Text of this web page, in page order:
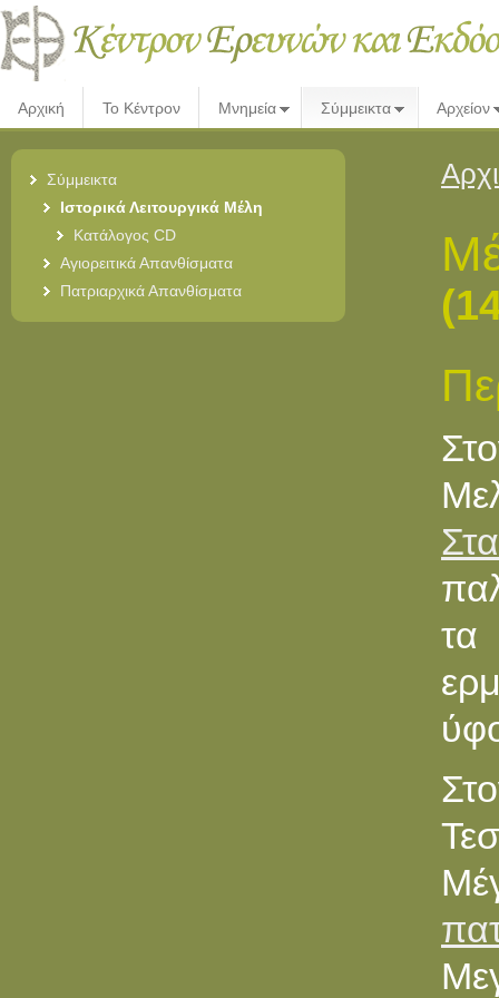
Αρχική Το Κέντρον Μνημεία Σύμμεικτα Αρχείον
Σύμμεικτα
Ιστορικά Λειτουργικά Μέλη
Κατάλογος CD
Αγιορειτικά Απανθίσματα
Πατριαρχικά Απανθίσματα
τα